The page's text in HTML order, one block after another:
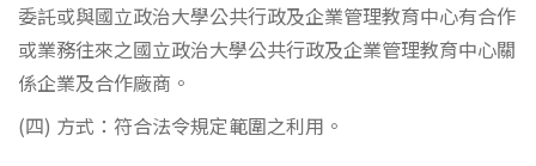
委託或與國立政治大學公共行政及企業管理教育中心有合作
或業務往來之國立政治大學公共行政及企業管理教育中心關
係企業及合作廠商。
(四) 方式：符合法令規定範圍之利用。